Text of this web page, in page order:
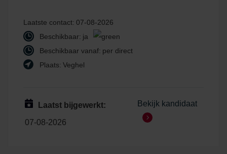
Laatste contact: 07-08-2026
Beschikbaar: ja
Beschikbaar vanaf: per direct
Plaats: Veghel
Laatst bijgewerkt:
07-08-2026
Bekijk kandidaat